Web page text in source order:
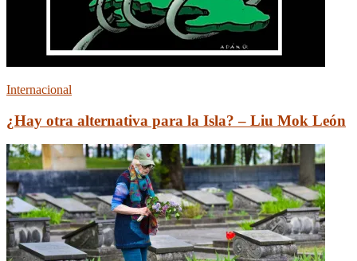
Internacional
¿Hay otra alternativa para la Isla? – Liu Mok León